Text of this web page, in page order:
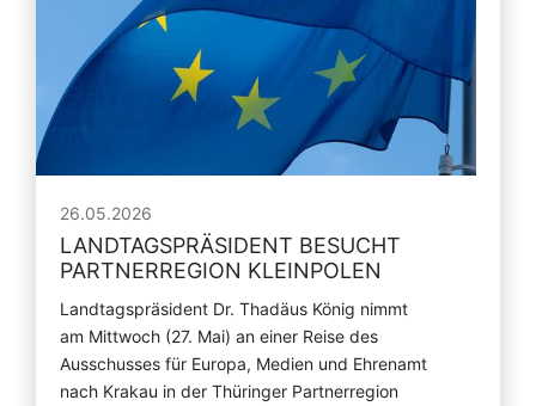
26.05.2026
LANDTAGSPRÄSIDENT BESUCHT
PARTNERREGION KLEINPOLEN
Landtagspräsident Dr. Thadäus König nimmt
am Mittwoch (27. Mai) an einer Reise des
Ausschusses für Europa, Medien und Ehrenamt
nach Krakau in der Thüringer Partnerregion